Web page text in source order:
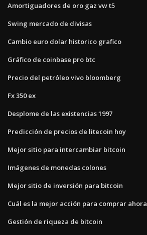
Amortiguadores de oro gaz vw t5
Swing mercado de divisas
Cambio euro dolar historico grafico
Gráfico de coinbase pro btc
Precio del petróleo vivo bloomberg
Fx 350 ex
Desplome de las existencias 1997
Predicción de precios de litecoin hoy
Mejor sitio para intercambiar bitcoin
Imágenes de monedas colones
Mejor sitio de inversión para bitcoin
Cuál es la mejor acción para comprar ahora
Gestión de riqueza de bitcoin